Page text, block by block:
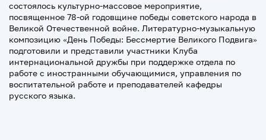
состоялось культурно-массовое мероприятие,
посвященное 78-ой годовщине победы советского народа в
Великой Отечественной войне. Литературно-музыкальную
композицию «День Победы: Бессмертие Великого Подвига»
подготовили и представили участники Клуба
интернациональной дружбы при поддержке отдела по
работе с иностранными обучающимися, управления по
воспитательной работе и преподавателей кафедры
русского языка.